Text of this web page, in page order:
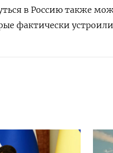
в Россию также
фактически